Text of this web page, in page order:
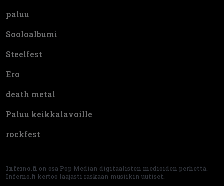
paluu
Sooloalbumi
Steelfest
Ero
death metal
Paluu keikkalavoille
rockfest
Inferno.fi on osa Pop Median digitaalisten medioiden perhettä.
Inferno.fi kertoo laajasti raskaan musiikin uutiset.